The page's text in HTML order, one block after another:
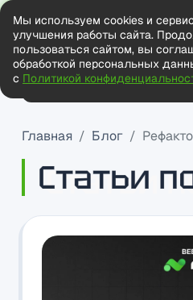
ГлавнаяНаши работы
Главная Блог
Статьи
Мы используем cookies и
улучшения работы сайта.
пользоваться сайтом, вы
обработкой персональных
с Политикой